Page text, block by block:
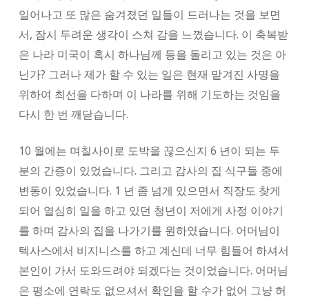
일어나고 또 많은 숨겨졌던 일들이 드러나는 것을 보면
서, 잠시 두려운 생각이 스쳐 감을 느꼈습니다. 이 축복받
은 나라 미국이 혹시 하나님께 등을 돌리고 있는 것은 아
닌가? 그러나 제가 할 수 있는 일은 현재 맡겨진 사명을
위하여 최선을 다하며 이 나라를 위해 기도하는 것임을
다시 한 번 깨닫습니다.
10 월에는 며칠사이로 도박을 끊으신지 6 년이 되는 두
분의 간증이 있었습니다. 그리고 감사의 집 식구들 중에
변동이 있었습니다. 1 년 좀 넘게 있으면서 직장도 찾게
되어 열심히 일을 하고 있던 청년이 저에게 사정 이야기
를 하며 감사의 집을 나가기를 원하였습니다. 어머님이
텍사스에서 비지니스를 하고 계신데 너무 힘들어 하셔서
본인이 가서 도와드려야 되겠다는 것이었습니다. 어머님
은 평소에 연락도 없으셔서 확인을 할 수가 없어 그냥 허